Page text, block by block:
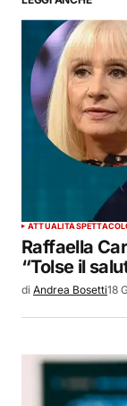
ATTUALITÀ
Raffaella
“Tolse il
di Andrea Bosetti18